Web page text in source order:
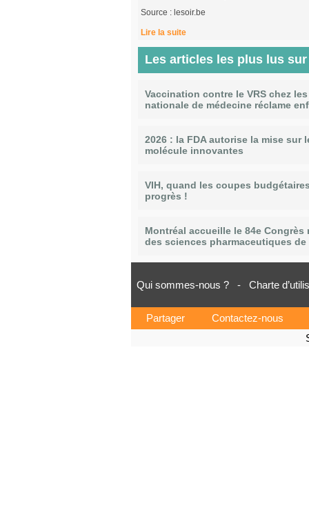
Source : lesoir.be
Lire la suite
Les articles les plus lus
Vaccination contre le VRS chez
nationale de médecine réclame
2026 : la FDA autorise la mise sur
molécule innovantes
VIH, quand les coupes
progrès !
Montréal accueille le 84e
des sciences pharmaceutiques de
Qui sommes-nous ? - Charte
Partager
Contactez-nous